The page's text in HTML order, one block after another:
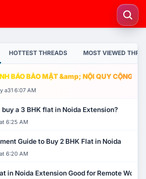
HOTTEST THREADS MOST VIEWED
BÁO BẢO MẬT &amp; NỘI QUY CỘNG
a31 6:07 AM
a 3 BHK flat in Noida Extension?
6:25 AM
Guide to Buy 2 BHK Flat in Noida
6:20 AM
in Noida Extension Good for Remote Work?